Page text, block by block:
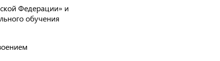
Федерации» и
обучения